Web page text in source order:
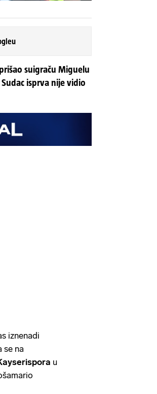
suigraču Miguelu
isprva nije vidio
iznenadi
se na
u